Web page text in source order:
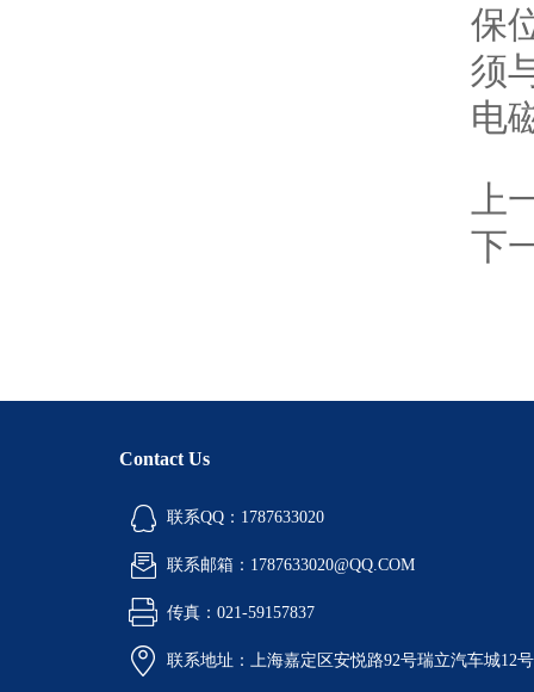
保
须
电
上
下
Contact Us
联系QQ：1787633020
联系邮箱：1787633020@QQ.COM
传真：021-59157837
联系地址：上海嘉定区安悦路92号瑞立汽车城12